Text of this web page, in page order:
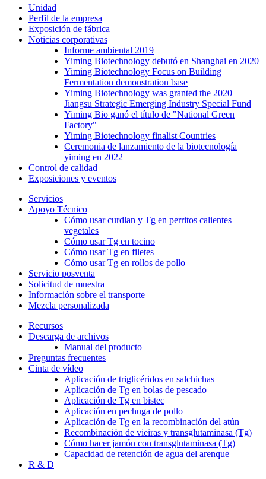
Unidad
Perfil de la empresa
Exposición de fábrica
Noticias corporativas
Informe ambiental 2019
Yiming Biotechnology debutó en Shanghai en 2020
Yiming Biotechnology Focus on Building
Fermentation demonstration base
Yiming Biotechnology was granted the 2020
Jiangsu Strategic Emerging Industry Special Fund
Yiming Bio ganó el título de "National Green
Factory"
Yiming Biotechnology finalist Countries
Ceremonia de lanzamiento de la biotecnología
yiming en 2022
Control de calidad
Exposiciones y eventos
Servicios
Apoyo Técnico
Cómo usar curdlan y Tg en perritos calientes
vegetales
Cómo usar Tg en tocino
Cómo usar Tg en filetes
Cómo usar Tg en rollos de pollo
Servicio posventa
Solicitud de muestra
Información sobre el transporte
Mezcla personalizada
Recursos
Descarga de archivos
Manual del producto
Preguntas frecuentes
Cinta de vídeo
Aplicación de triglicéridos en salchichas
Aplicación de Tg en bolas de pescado
Aplicación de Tg en bistec
Aplicación en pechuga de pollo
Aplicación de Tg en la recombinación del atún
Recombinación de vieiras y transglutaminasa (Tg)
Cómo hacer jamón con transglutaminasa (Tg)
Capacidad de retención de agua del arenque
R & D